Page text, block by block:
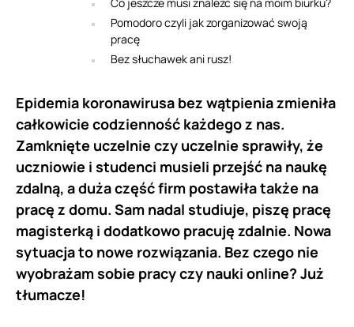
Pomodoro czyli jak zorganizować swoją
pracę
Bez słuchawek ani rusz!
Epidemia koronawirusa bez wątpienia zmieniła
całkowicie codzienność każdego z nas.
Zamknięte uczelnie czy uczelnie sprawiły, że
uczniowie i studenci musieli przejść na naukę
zdalną, a duża część firm postawiła także na
pracę z domu. Sam nadal studiuje, piszę pracę
magisterką i dodatkowo pracuję zdalnie. Nowa
sytuacja to nowe rozwiązania. Bez czego nie
wyobrażam sobie pracy czy nauki online? Już
tłumacze!